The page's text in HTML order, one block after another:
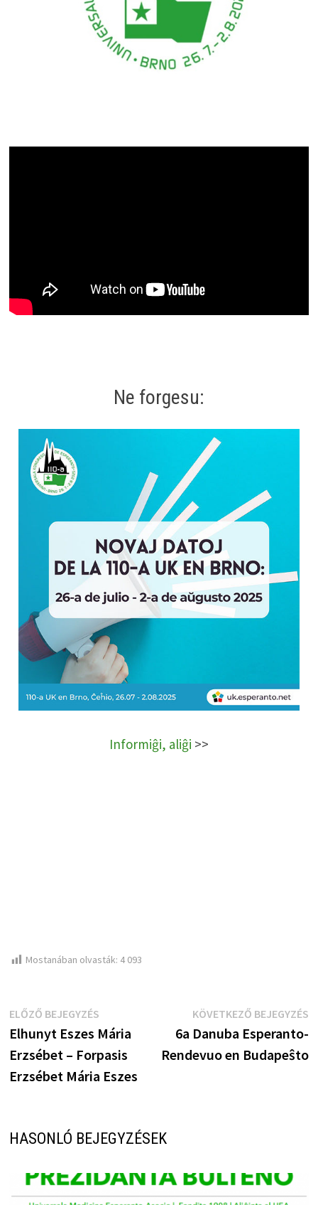
Ne forgesu:
Informiĝi, aliĝi >>
Mostanában olvasták: 4 093
Bejegyzés
navigáció
ELŐZŐ BEJEGYZÉSElőző
bejegyzés:
Elhunyt Eszes Mária
Erzsébet – Forpasis
Erzsébet Mária Eszes
KÖVETKEZŐ BEJEGYZÉS
6a Danuba Esperanto-
Rendevuo en Budapeŝto
HASONLÓ BEJEGYZÉSEK